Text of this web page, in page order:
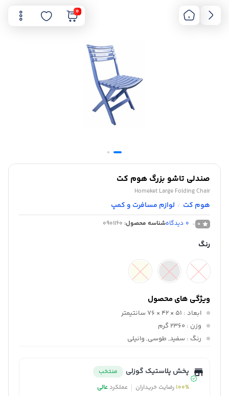
0
صندلی تاشو بزرگ هوم کت
Homeket Large Folding Chair
هوم کت / لوازم مسافرت و کمپ
0
0 دیدگاهشناسه محصول: 0901160
رنگ
ویژگی های محصول
ابعاد : ۵۱ × ۴۲ × ۷۶ سانتیمتر
وزن : 2360 گرم
رنگ : سفید, طوسی, وانیلی
پخش پلاستیک گوزلی
منتخب
100%رضایت خریداران عملکردعالی